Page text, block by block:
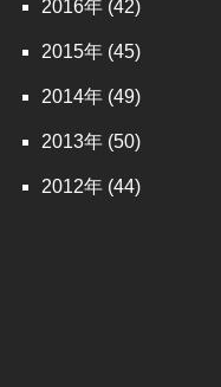
2016 (42)
2015 (45)
2014 (49)
2013 (50)
2012 (44)